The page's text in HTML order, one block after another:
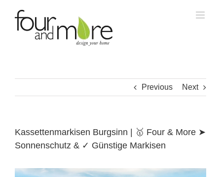
content
Previous Next
Kassettenmarkisen Burgsinn | 🥇 Four & More ➤
Sonnenschutz & ✓ Günstige Markisen